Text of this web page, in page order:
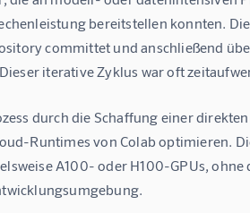
bereitstellen konnten.
committet und anschließend
iterative Zyklus war oft
durch die Schaffung einer
Runtimes von Colab optimieren.
A100- oder H100-GPUs,